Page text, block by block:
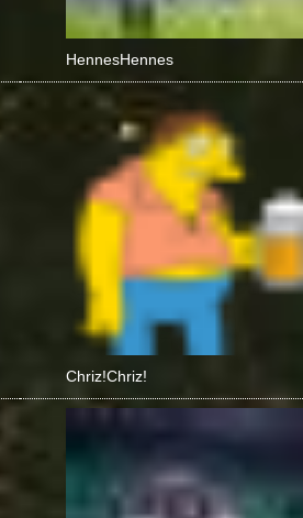
HennesHennes
Chriz!Chriz!